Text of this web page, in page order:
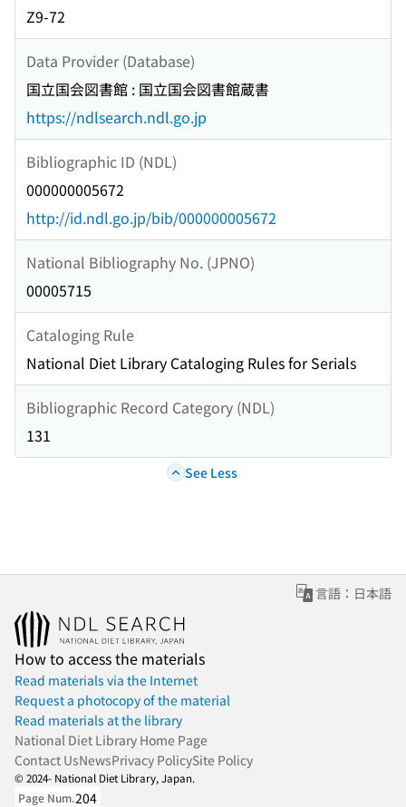
Z9-72
Data Provider (Database)
国立国会図書館 : 国立国会図書館蔵書
https://ndlsearch.ndl.go.jp
Bibliographic ID (NDL)
000000005672
http://id.ndl.go.jp/bib/000000005672
National Bibliography No. (JPNO)
00005715
Cataloging Rule
National Diet Library Cataloging Rules for Serials
Bibliographic Record Category (NDL)
131
See Less
言語：日本語
How to access the materials
Read materials via the Internet
Request a photocopy of the material
Read materials at the library
National Diet Library Home Page
Contact UsNewsPrivacy PolicySite Policy
© 2024- National Diet Library, Japan.
Page Num.204